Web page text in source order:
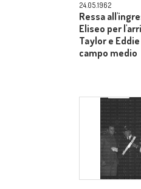
24.05.1962
Ressa
Eliseo per
Taylor e
campo medio